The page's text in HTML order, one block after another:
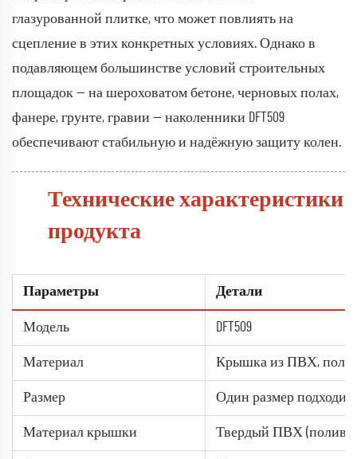
глазурованной плитке, что может повлиять на
сцепление в этих конкретных условиях. Однако в
подавляющем большинстве условий строительных
площадок — на шероховатом бетоне, черновых полах,
фанере, грунте, гравии — наколенники DFT509
обеспечивают стабильную и надёжную защиту колен.
Технические характеристики
продукта
Параметры Детали
Модель DFT509
Материал Крышка из ПВХ,
Размер Один размер подходит
Материал крышки Твердый ПВХ